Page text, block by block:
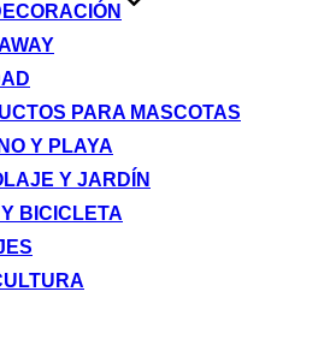
PARA MASCOTAS
Y PLAYA
Y JARDÍN
BICICLETA